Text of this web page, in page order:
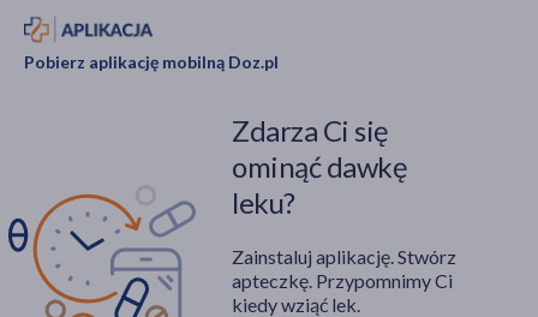
Pobierz aplikację mobilną Doz.pl
Zdarza Ci się
ominąć dawkę
leku?
Zainstaluj aplikację. Stwórz
apteczkę. Przypomnimy Ci
kiedy wziąć lek.